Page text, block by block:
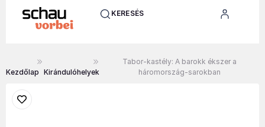
KERESÉS
Kezdőlap Kirándulóhelyek
Tabor-kastély: A barokk ékszer a
háromország-sarokban